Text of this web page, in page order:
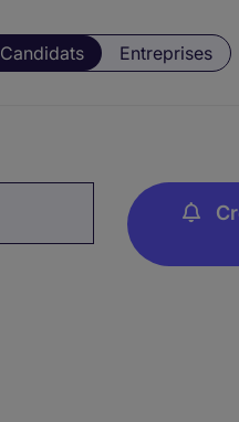
Candidats Entreprises